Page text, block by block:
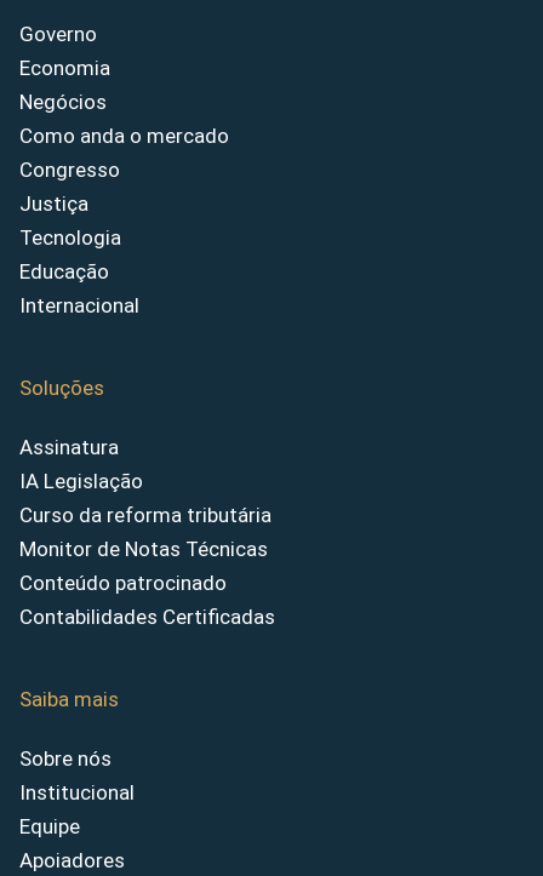
Governo
Economia
Negócios
Como anda o mercado
Congresso
Justiça
Tecnologia
Educação
Internacional
Soluções
Assinatura
IA Legislação
Curso da reforma tributária
Monitor de Notas Técnicas
Conteúdo patrocinado
Contabilidades Certificadas
Saiba mais
Sobre nós
Institucional
Equipe
Apoiadores